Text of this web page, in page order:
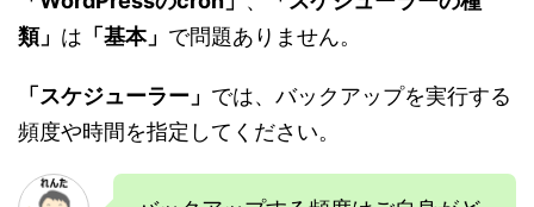
類」 は 「基本」 で問題ありません。
「スケジューラー」 では、バックアップを実行する
頻度や時間を指定してください。